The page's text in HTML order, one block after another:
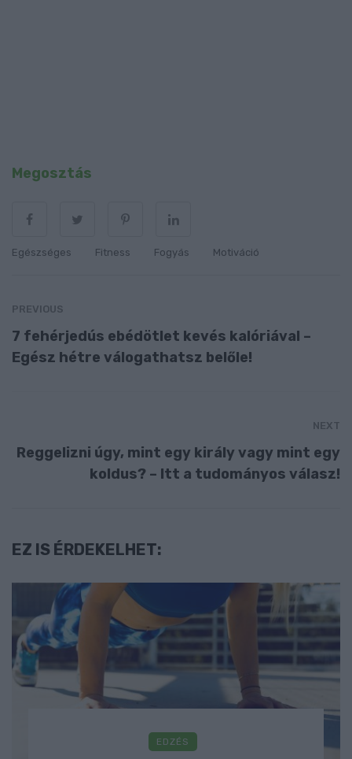
Megosztás
Egészséges Fitness Fogyás Motiváció
PREVIOUS
7 fehérjedús ebédötlet kevés kalóriával –
Egész hétre válogathatsz belőle!
NEXT
Reggelizni úgy, mint egy király vagy mint egy
koldus? – Itt a tudományos válasz!
EZ IS ÉRDEKELHET:
EDZÉS